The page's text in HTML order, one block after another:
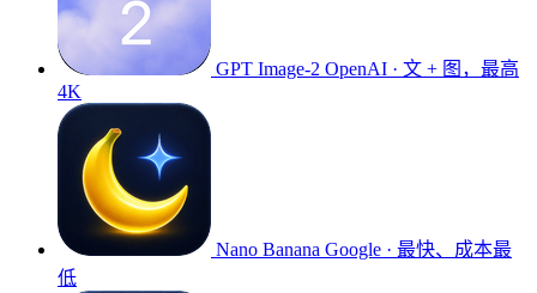
GPT Image-2 OpenAI · 文 + 图，最高
4K
Nano Banana Google · 最快、成本最
低